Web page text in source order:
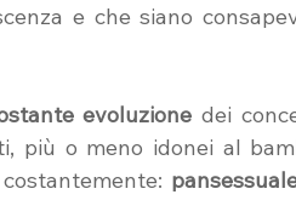
e che siano
evoluzione dei
più o meno idonei al